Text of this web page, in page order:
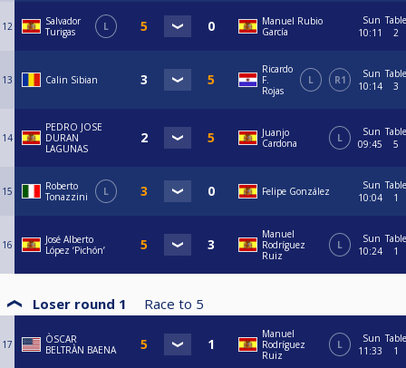
12
Salvador
Turigas
L
Manuel Rubio
García
Sun
10:11
Table
2
13 Calin Sibian
Ricardo
F.
Rojas
L R1
Sun
10:14
Table
3
14
PEDRO JOSE
DURAN
LAGUNAS
Juanjo
Cardona
L
Sun
09:45
Table
5
15
Roberto
Tonazzini
L Felipe González
Sun
10:04
Table
1
16
José Alberto
López ‘Pichón’
Manuel
Rodríguez
Ruiz
L
Sun
10:24
Table
1
Loser round 1 Race to 5
17
ÒSCAR
BELTRÀN BAENA
Manuel
Rodríguez
Ruiz
L
Sun
11:33
Table
1